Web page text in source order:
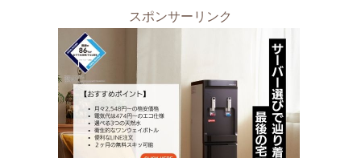
スポンサーリンク